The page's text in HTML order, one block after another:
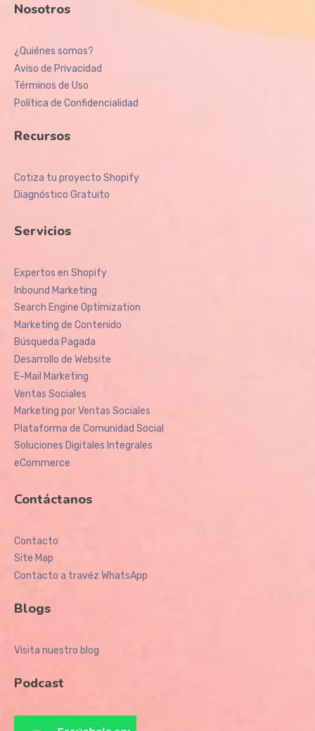
Nosotros
¿Quiénes somos?
Aviso de Privacidad
Términos de Uso
Política de Confidencialidad
Recursos
Cotiza tu proyecto Shopify
Diagnóstico Gratuito
Servicios
Expertos en Shopify
Inbound Marketing
Search Engine Optimization
Marketing de Contenido
Búsqueda Pagada
Desarrollo de Website
E-Mail Marketing
Ventas Sociales
Marketing por Ventas Sociales
Plataforma de Comunidad Social
Soluciones Digitales Integrales
eCommerce
Contáctanos
Contacto
Site Map
Contacto a travéz WhatsApp
Blogs
Visita nuestro blog
Podcast